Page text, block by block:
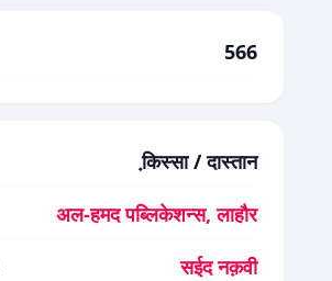
566
कि़स्सा / दास्तान
अल-हमद पब्लिकेशन्स, लाहौर
सईद नक़वी